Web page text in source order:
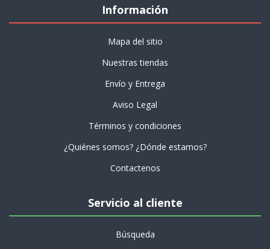
Información
Mapa del sitio
Nuestras tiendas
Envío y Entrega
Aviso Legal
Términos y condiciones
¿Quiénes somos? ¿Dónde estamos?
Contactenos
Servicio al cliente
Búsqueda